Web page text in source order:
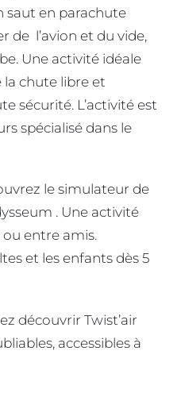
saut en parachute
de l’avion et du vide,
Une activité idéale
chute libre et
sécurité. L’activité est
spécialisé dans le
le simulateur de
. Une activité
entre amis.
et les enfants dès 5
découvrir Twist’air
accessibles à